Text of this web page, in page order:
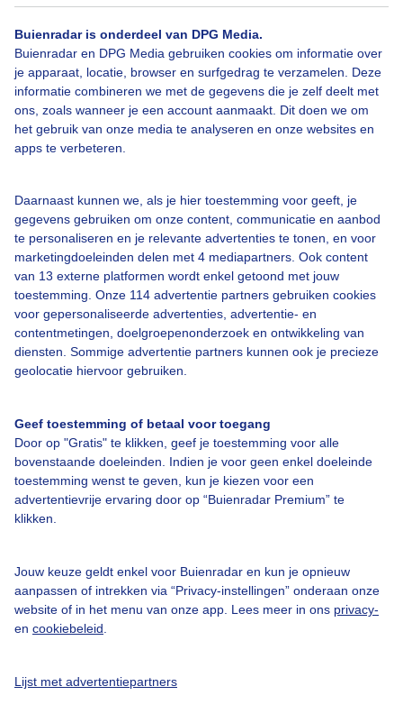
Buienradar is onderdeel van DPG Media.
Buienradar en DPG Media gebruiken cookies om informatie over
je apparaat, locatie, browser en surfgedrag te verzamelen. Deze
informatie combineren we met de gegevens die je zelf deelt met
ons, zoals wanneer je een account aanmaakt. Dit doen we om
het gebruik van onze media te analyseren en onze websites en
apps te verbeteren.
Daarnaast kunnen we, als je hier toestemming voor geeft, je
gegevens gebruiken om onze content, communicatie en aanbod
te personaliseren en je relevante advertenties te tonen, en voor
marketingdoeleinden delen met 4 mediapartners. Ook content
van 13 externe platformen wordt enkel getoond met jouw
toestemming. Onze 114 advertentie partners gebruiken cookies
voor gepersonaliseerde advertenties, advertentie- en
contentmetingen, doelgroepenonderzoek en ontwikkeling van
diensten. Sommige advertentie partners kunnen ook je precieze
geolocatie hiervoor gebruiken.
Geef toestemming of betaal voor toegang
Door op "Gratis" te klikken, geef je toestemming voor alle
bovenstaande doeleinden. Indien je voor geen enkel doeleinde
toestemming wenst te geven, kun je kiezen voor een
advertentievrije ervaring door op “Buienradar Premium” te
klikken.
Jouw keuze geldt enkel voor Buienradar en kun je opnieuw
aanpassen of intrekken via “Privacy-instellingen” onderaan onze
website of in het menu van onze app. Lees meer in ons privacy-
en cookiebeleid
Lijst met advertentiepartners
Een moment geduld aub...
Over Buienradar
Bedrijfsgegevens
Veelgestelde vragen
Contact
Toegankelijkheid
Gebruikersvoorwaarden
Buienradar Team
Cookie beleid
@BuienradarNL
Buienradar